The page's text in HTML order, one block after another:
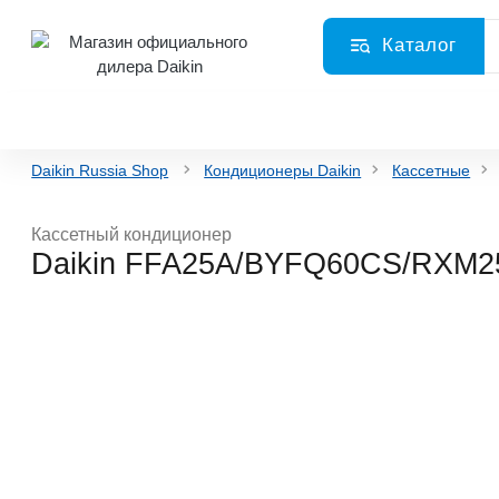
Каталог
Daikin Russia Shop Кондиционеры Daikin Кассетные
Кассетный кондиционер
Daikin FFA25A/BYFQ60CS/